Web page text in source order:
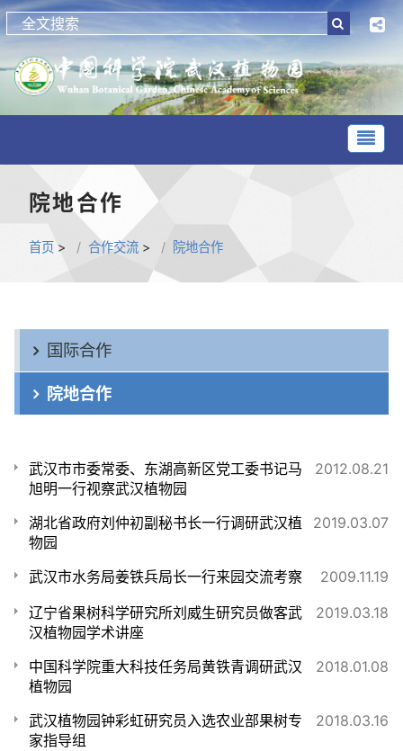
院地合作
首页 > 合作交流 > 院地合作
国际合作
院地合作
2012.08.21
武汉市市委常委、东湖高新区党工委书记马
旭明一行视察武汉植物园
2019.03.07
湖北省政府刘仲初副秘书长一行调研武汉植
物园
2009.11.19
武汉市水务局姜铁兵局长一行来园交流考察
2019.03.18
辽宁省果树科学研究所刘威生研究员做客武
汉植物园学术讲座
2018.01.08
中国科学院重大科技任务局黄铁青调研武汉
植物园
2018.03.16
武汉植物园钟彩虹研究员入选农业部果树专
家指导组